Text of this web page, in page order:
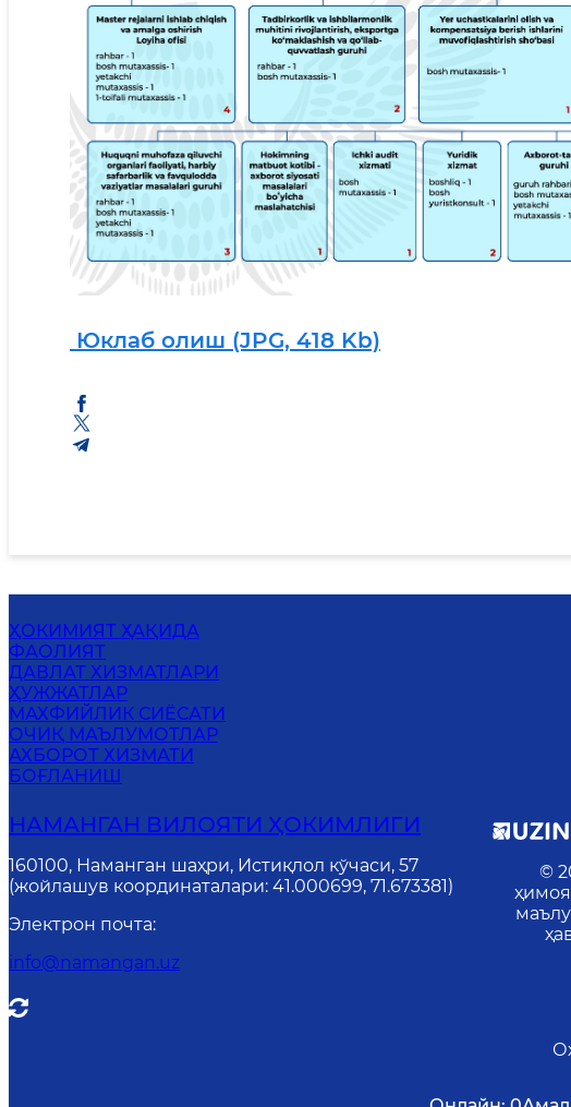
Юклаб олиш (JPG, 418 Kb)
ҲОКИМИЯТ ҲАҚИДА
ФАОЛИЯТ
ДАВЛАТ ХИЗМАТЛАРИ
ҲУЖЖАТЛАР
MАХФИЙЛИК СИЁСАТИ
ОЧИҚ МАЪЛУМОТЛАР
АХБОРОТ ХИЗМАТИ
БОҒЛАНИШ
НАМАНГАН ВИЛОЯТИ ҲОКИМЛИГИ
160100, Наманган шаҳри, Истиқлол кўчаси, 57
(жойлашув координаталари: 41.000699, 71.673381)
Электрон почта:
info@namangan.uz
©